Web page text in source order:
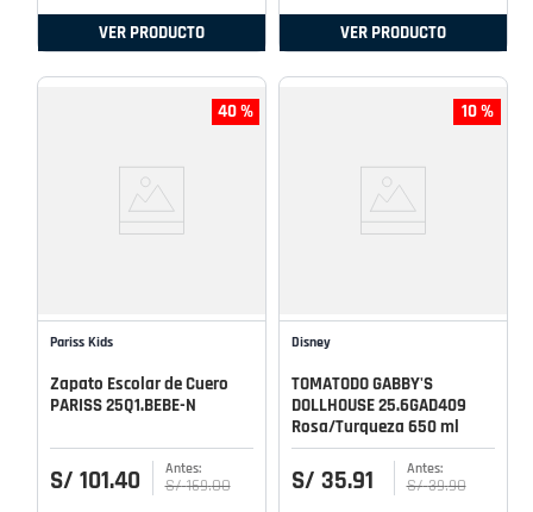
VER PRODUCTO VER PRODUCTO
40 %
Pariss Kids
Zapato Escolar de Cuero
PARISS 25Q1.BEBE-N
S/ 101.40 S/ 169.00
10 %
Disney
TOMATODO GABBY'S
DOLLHOUSE 25.6GAD409
Rosa/Turqueza 650 ml
S/ 35.91 S/ 39.90